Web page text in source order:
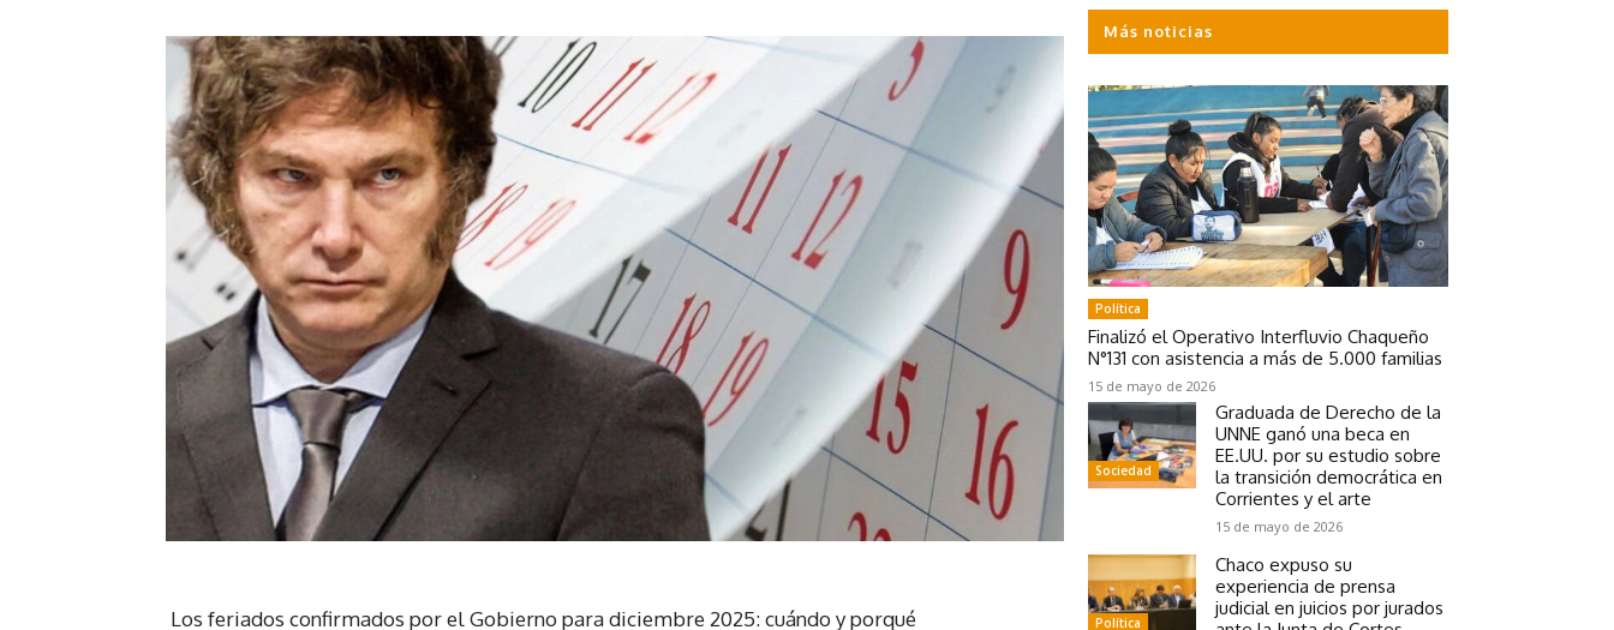
Los feriados confirmados por el Gobierno para diciembre 2025: cuándo y porqué
Más noticias
Política
Finalizó el Operativo Interfluvio Chaqueño
N°131 con asistencia a más de 5.000 familias
15 de mayo de 2026
Sociedad
Graduada de Derecho de la
UNNE ganó una beca en
EE.UU. por su estudio sobre
la transición democrática en
Corrientes y el arte
15 de mayo de 2026
Política
Chaco expuso su
experiencia de prensa
judicial en juicios por jurados